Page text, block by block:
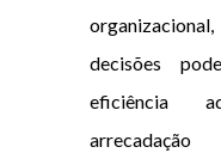
decisões
eficiência